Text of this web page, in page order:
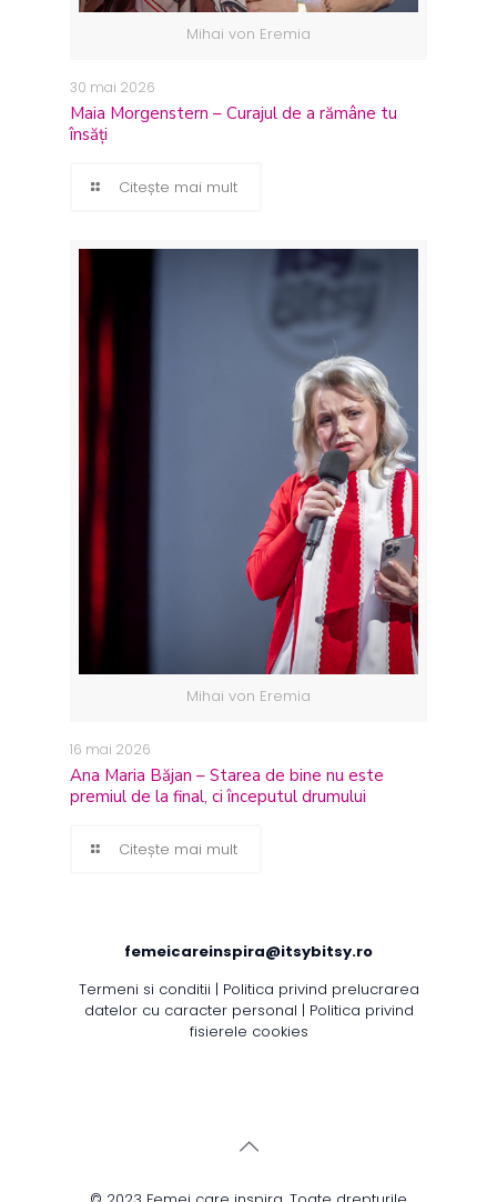
Mihai von Eremia
30 mai 2026
Maia Morgenstern – Curajul de a rămâne tu
însăți
Citește mai mult
Mihai von Eremia
16 mai 2026
Ana Maria Băjan – Starea de bine nu este
premiul de la final, ci începutul drumului
Citește mai mult
femeicareinspira@itsybitsy.ro
Termeni si conditii | Politica privind prelucrarea
datelor cu caracter personal | Politica privind
fisierele cookies